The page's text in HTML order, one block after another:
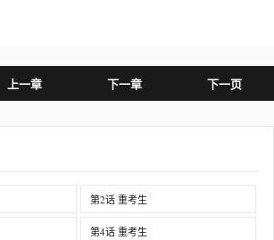
上一章 下一章 下一页
第2话 重考生
第4话 重考生